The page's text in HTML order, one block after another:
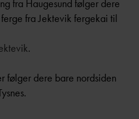
fra Haugesund følger dere
fra Jektevik fergekai til
.
følger dere bare nordsiden